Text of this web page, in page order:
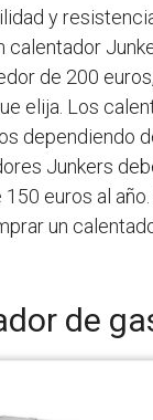
y
calentador
de 200
elija. Los
dependiendo
Junkers
150 euros al
un
de